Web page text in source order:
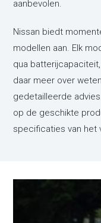
aanbevolen.
Nissan biedt
modellen aan. Elk
qua
daar meer over
gedetailleerde
op de geschikte
specificaties van het